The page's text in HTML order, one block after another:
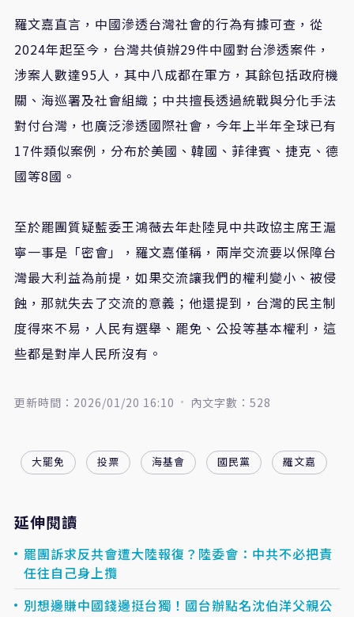
羅文嘉直言，中國滲透台灣社會的行為有據可查，從
2024年起至今，台灣共偵辦29件中國對台滲透案件，
涉案人數達95人，其中八成都在軍方，其餘包括政府機
關、海巡署及社會組織；中共擅長透過統戰與分化手法
對付台灣，也廣泛滲透國際社會，今年上半年全球已有
17件類似案例，分布於美國、韓國、菲律賓、捷克、德
國等8國。
至於罷團質疑藍委王鴻薇去年赴陸見中共政協主席王滬
寧一事是「密會」，羅文嘉僅稱，兩岸交流要以保障台
灣最大利益為前提，如果交流讓我們的權利變小、被侵
蝕，那就失去了交流的意義；他還提到，台灣的民主制
度得來不易，人民有選舉、罷免、公投等基本權利，這
些都是對岸人民所沒有。
更新時間：2026/01/20 16:10 內文字數：528
大罷免 投票 海基會 國民黨 羅文嘉
延伸閱讀
罷團訴求反共會遭大陸報復？陸委會：中共不必把責
任往自己身上攬
別想邊賺中國錢邊挺台獨！國台辦點名沈伯洋父親公